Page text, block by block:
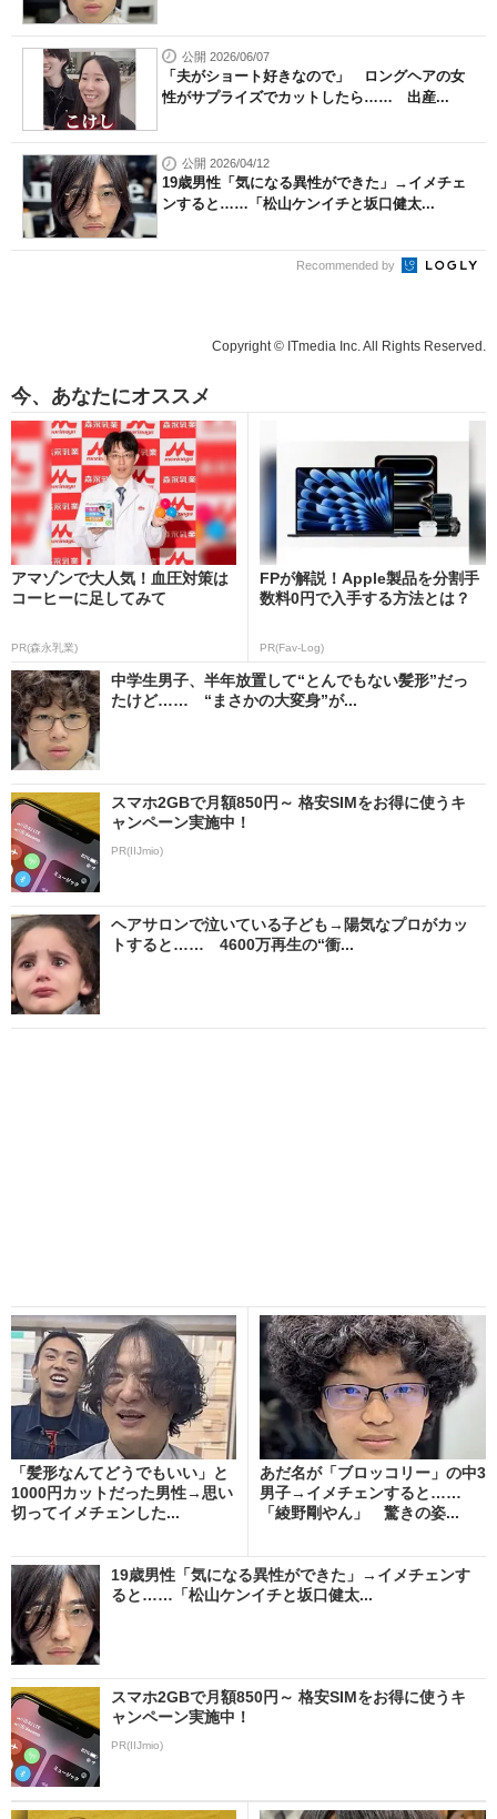
公開 2026/06/07
「夫がショート好きなので」 ロングヘアの女
性がサプライズでカットしたら…… 出産...
公開 2026/04/12
19歳男性「気になる異性ができた」→イメチェ
ンすると……「松山ケンイチと坂口健太...
Recommended by
Copyright © ITmedia Inc. All Rights Reserved.
今、あなたにオススメ
アマゾンで大人気！血圧対策は
コーヒーに足してみて
PR(森永乳業)
FPが解説！Apple製品を分割手
数料0円で入手する方法とは？
PR(Fav-Log)
中学生男子、半年放置して“とんでもない髪形”だっ
たけど…… “まさかの大変身”が...
スマホ2GBで月額850円～ 格安SIMをお得に使うキ
ャンペーン実施中！
PR(IIJmio)
ヘアサロンで泣いている子ども→陽気なプロがカッ
トすると…… 4600万再生の“衝...
「髪形なんてどうでもいい」と
1000円カットだった男性→思い
切ってイメチェンした...
あだ名が「ブロッコリー」の中3
男子→イメチェンすると……
「綾野剛やん」 驚きの姿...
19歳男性「気になる異性ができた」→イメチェンす
ると……「松山ケンイチと坂口健太...
スマホ2GBで月額850円～ 格安SIMをお得に使うキ
ャンペーン実施中！
PR(IIJmio)